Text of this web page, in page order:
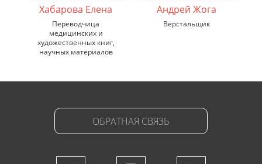
Хабарова Елена
Переводчица
медицинских и
художественных книг,
научных материалов
Андрей Жога
Верстальщик
ОБРАТНАЯ СВЯЗЬ